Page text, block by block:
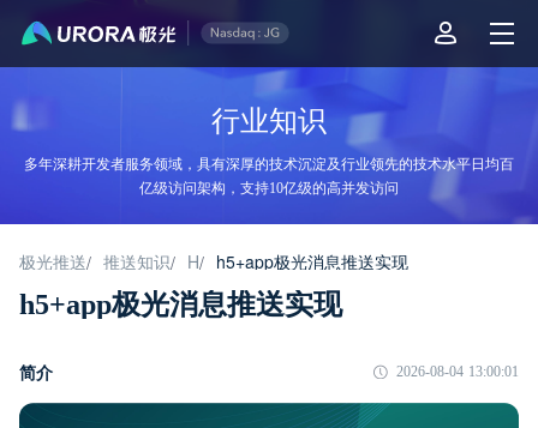
行业知识
多年深耕开发者服务领域，具有深厚的技术沉淀及行业领先的技术水平日均百
亿级访问架构，支持10亿级的高并发访问
极光推送/ 推送知识/ H/ h5+app极光消息推送实现
h5+app极光消息推送实现
简介 2026-08-04 13:00:01